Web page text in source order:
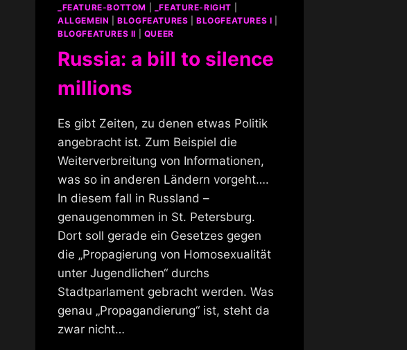
_FEATURE-BOTTOM _FEATURE-RIGHT
ALLGEMEIN |BLOGFEATURES |BLOGFEATURES I
BLOGFEATURES II
QUEER
Russia: a bill to silence
millions
Es gibt Zeiten, zu denen etwas Politik
angebracht ist. Zum Beispiel die
Weiterverbreitung von Informationen,
was so in anderen Ländern vorgeht….
In diesem fall in Russland –
genaugenommen in St. Petersburg.
Dort soll gerade ein Gesetzes gegen
die „Propagierung von Homosexualität
unter Jugendlichen“ durchs
Stadtparlament gebracht werden. Was
genau „Propagandierung“ ist, steht da
zwar nicht…